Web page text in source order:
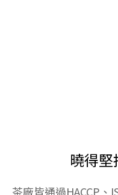
曉得
茶廠皆通過HACCP